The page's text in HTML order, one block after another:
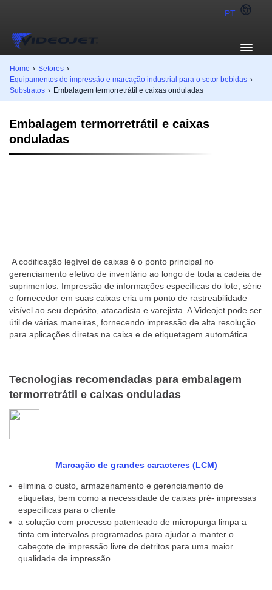
PT
Home › Setores ›
Equipamentos de impressão e marcação industrial para o setor bebidas ›
Substratos › Embalagem termorretrátil e caixas onduladas
Embalagem termorretrátil e caixas
onduladas
A codificação legível de caixas é o ponto principal no
gerenciamento efetivo de inventário ao longo de toda a cadeia de
suprimentos. Impressão de informações específicas do lote, série
e fornecedor em suas caixas cria um ponto de rastreabilidade
visível ao seu depósito, atacadista e varejista. A Videojet pode ser
útil de várias maneiras, fornecendo impressão de alta resolução
para aplicações diretas na caixa e de etiquetagem automática.
Tecnologias recomendadas para embalagem
termorretrátil e caixas onduladas
Marcação de grandes caracteres (LCM)
elimina o custo, armazenamento e gerenciamento de
etiquetas, bem como a necessidade de caixas pré- impressas
específicas para o cliente
a solução com processo patenteado de micropurga limpa a
tinta em intervalos programados para ajudar a manter o
cabeçote de impressão livre de detritos para uma maior
qualidade de impressão